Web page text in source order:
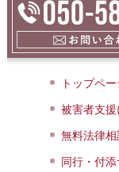
トップペ
被害者支
無料法律相
同行・付